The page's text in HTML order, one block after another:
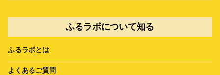
ふるラボについて知る
ふるラボとは
よくあるご質問